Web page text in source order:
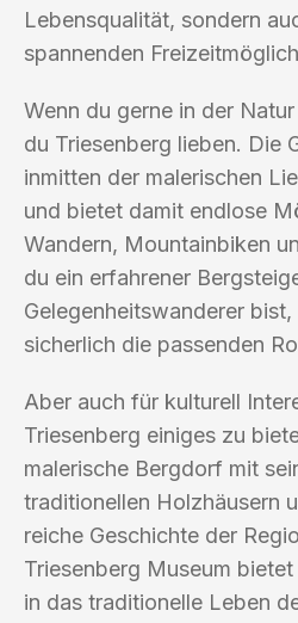
Lebensqualität, sondern
spannenden
Wenn du gerne in der
du Triesenberg lieben. Die
inmitten der malerischen
und bietet damit endlose
Wandern, Mountainbiken
du ein erfahrener
Gelegenheitswanderer
sicherlich die passenden
Aber auch für kulturell
Triesenberg einiges zu
malerische Bergdorf mit
traditionellen Holzhäusern
reiche Geschichte der
Triesenberg Museum
in das traditionelle Leben